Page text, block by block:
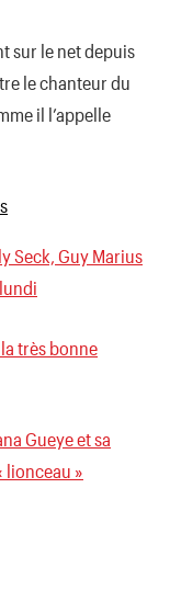
sur le net depuis
le chanteur du
il l’appelle
Seck, Guy Marius
très bonne
Gueye et sa
lionceau »